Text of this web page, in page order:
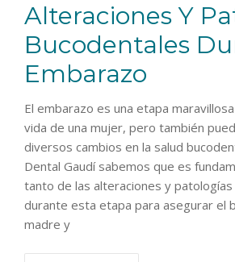
Alteraciones Y
Bucodentales
Embarazo
El embarazo es una etapa
vida de una mujer, pero también
diversos cambios en la salud
Dental Gaudí sabemos que es
tanto de las alteraciones y
durante esta etapa para asegurar el
madre y